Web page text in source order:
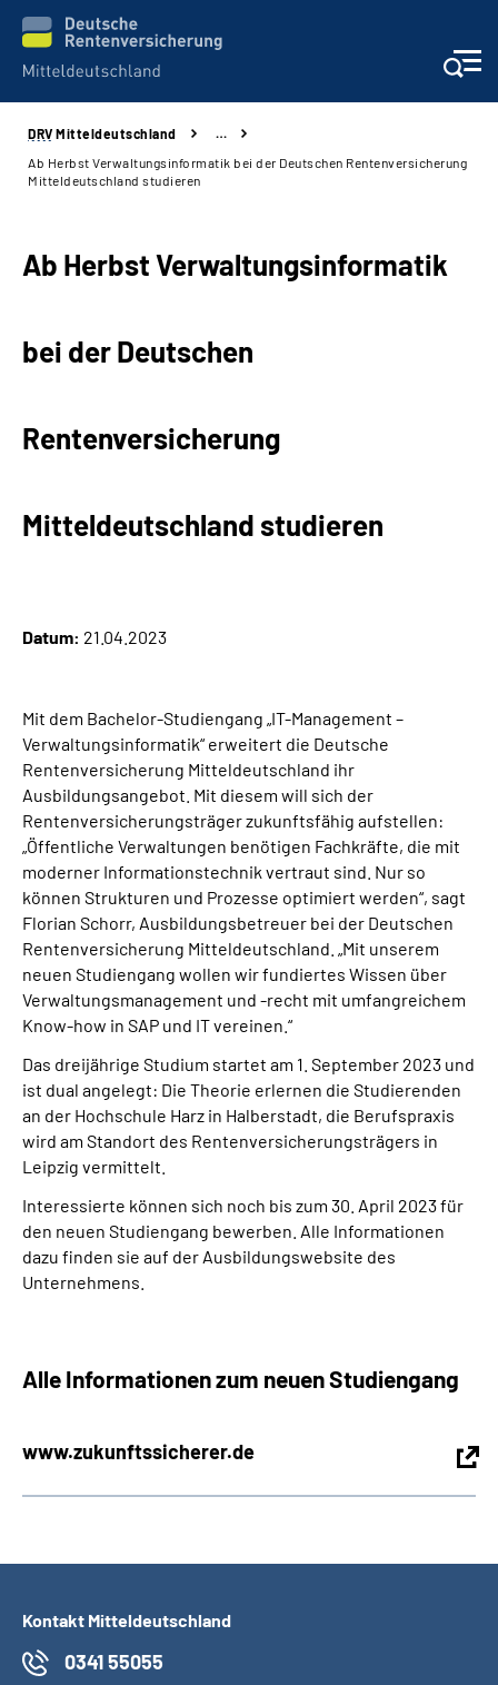
Aktuelles
Formulare
Über uns
Online-Services
Leichte Sprache
Mein Kundenportal
DRV Mitteldeutschland
…
Ab Herbst Verwaltungsinformatik bei der Deutschen Rentenversicherung
Mitteldeutschland studieren
Ab Herbst Verwaltungsinformatik
bei der Deutschen
Rentenversicherung
Mitteldeutschland studieren
Datum: 21.04.2023
Mit dem Bachelor-Studiengang „IT-Management –
Verwaltungsinformatik“ erweitert die Deutsche
Rentenversicherung Mitteldeutschland ihr
Ausbildungsangebot. Mit diesem will sich der
Rentenversicherungsträger zukunftsfähig aufstellen:
„Öffentliche Verwaltungen benötigen Fachkräfte, die mit
moderner Informationstechnik vertraut sind. Nur so
können Strukturen und Prozesse optimiert werden“, sagt
Florian Schorr, Ausbildungsbetreuer bei der Deutschen
Rentenversicherung Mitteldeutschland. „Mit unserem
neuen Studiengang wollen wir fundiertes Wissen über
Verwaltungsmanagement und -recht mit umfangreichem
Know-how in SAP und IT vereinen.“
Das dreijährige Studium startet am 1. September 2023 und
ist dual angelegt: Die Theorie erlernen die Studierenden
an der Hochschule Harz in Halberstadt, die Berufspraxis
wird am Standort des Rentenversicherungsträgers in
Leipzig vermittelt.
Interessierte können sich noch bis zum 30. April 2023 für
den neuen Studiengang bewerben. Alle Informationen
dazu finden sie auf der Ausbildungswebsite des
Unternehmens.
Alle Informationen zum neuen Studiengang
www.zukunftssicherer.de
Kontakt Mitteldeutschland
0341 55055